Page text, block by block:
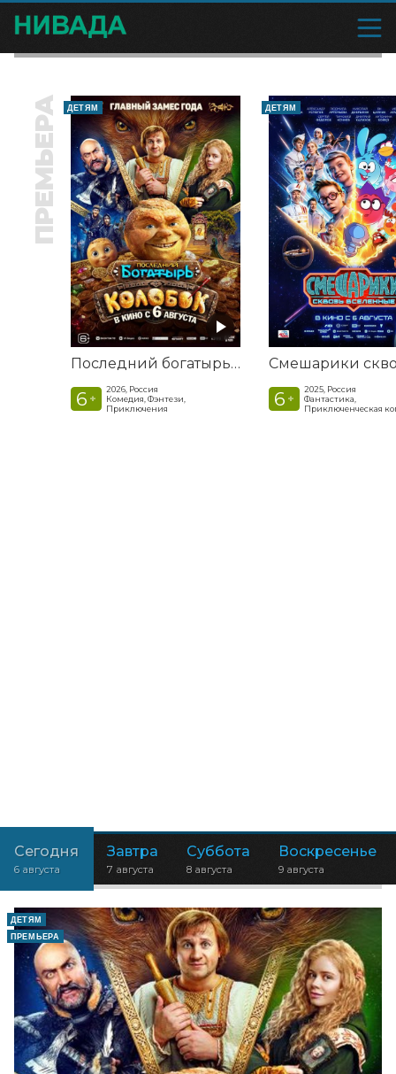
ПРЕМЬЕРА ДЕТЯМ
Последний богатырь. Колобок
6 +
2026, Россия
Комедия, Фэнтези,
Приключения
ДЕТЯМ
6 +
2025, Россия
Фантастика,
Приключенческая
Сегодня
6 августа
Завтра
7 августа
Суббота
8 августа
Воскресенье
9 августа
ДЕТЯМ
ПРЕМЬЕРА